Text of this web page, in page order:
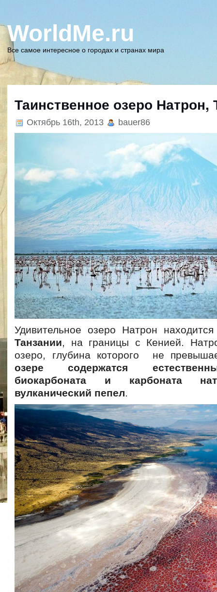
WorldMe.ru
Все самое интересное о городах и странах мира
Таинственное озеро Натрон,
Октябрь 16th, 2013 bauer86
Удивительное озеро Натрон
Танзании, на границы с Кенией.
озеро, глубина которого не
озере содержатся
биокарбоната и карбоната
вулканический пепел.